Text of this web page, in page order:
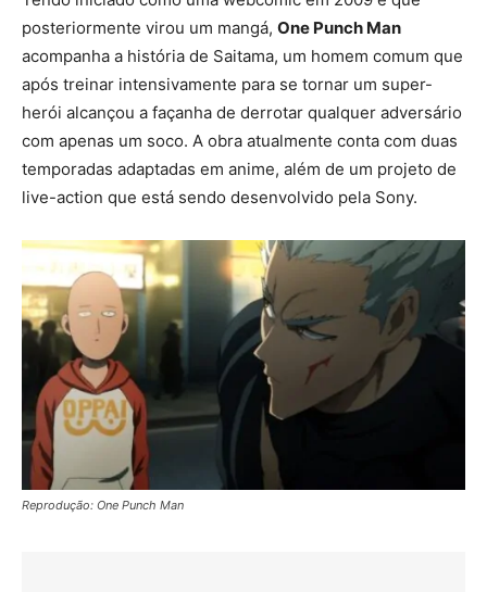
posteriormente virou um mangá, One Punch Man
acompanha a história de Saitama, um homem comum que
após treinar intensivamente para se tornar um super-
herói alcançou a façanha de derrotar qualquer adversário
com apenas um soco. A obra atualmente conta com duas
temporadas adaptadas em anime, além de um projeto de
live-action que está sendo desenvolvido pela Sony.
Reprodução: One Punch Man